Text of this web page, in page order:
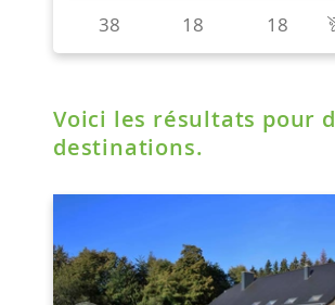
Voici les résultats pour
destinations.